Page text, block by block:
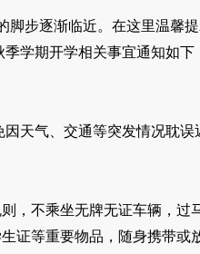
脚步逐渐临近。在这里温馨
学期开学相关事宜通知如下
天气、交通等突发情况耽误
，不乘坐无牌无证车辆，过
证等重要物品，随身携带或